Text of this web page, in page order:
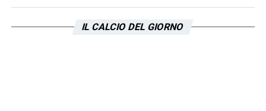
180mila euro a circa 800mila. Per
IL CALCIO DEL GIORNO